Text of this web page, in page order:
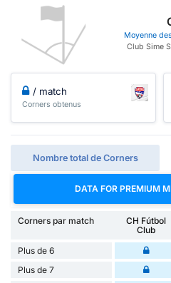
Moyenne
Club Sime
/ match
Corners obtenus
Nombre total de Corners
DATA FOR PREMIUM
Corners par match
CH Fútbol
Club
Plus de 6
Plus de 7